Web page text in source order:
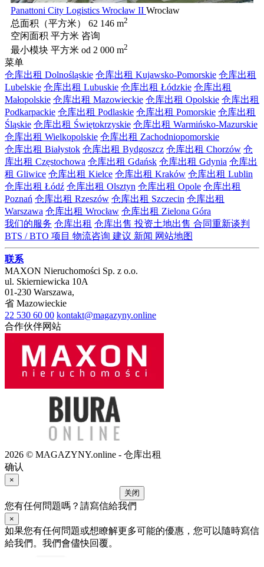
Panattoni City Logistics Wrocław II Wrocław
总面积（平方米）
62 146 m2
空闲面积 平方米 咨询
最小模块 平方米 od 2 000 m2
菜单
仓库出租 Dolnośląskie 仓库出租 Kujawsko-Pomorskie 仓库出租
Lubelskie 仓库出租 Lubuskie 仓库出租 Łódzkie 仓库出租
Małopolskie 仓库出租 Mazowieckie 仓库出租 Opolskie 仓库出租
Podkarpackie 仓库出租 Podlaskie 仓库出租 Pomorskie 仓库出租
Śląskie 仓库出租 Świętokrzyskie 仓库出租 Warmińsko-Mazurskie
仓库出租 Wielkopolskie 仓库出租 Zachodniopomorskie
仓库出租 Białystok 仓库出租 Bydgoszcz 仓库出租 Chorzów 仓
库出租 Częstochowa 仓库出租 Gdańsk 仓库出租 Gdynia 仓库出
租 Gliwice 仓库出租 Kielce 仓库出租 Kraków 仓库出租 Lublin
仓库出租 Łódź 仓库出租 Olsztyn 仓库出租 Opole 仓库出租
Poznań 仓库出租 Rzeszów 仓库出租 Szczecin 仓库出租
Warszawa 仓库出租 Wrocław 仓库出租 Zielona Góra
我们的服务 仓库出租 仓库出售 投资土地出售 合同重新谈判
BTS / BTO 项目 物流咨询 建议 新闻 网站地图
联系
MAXON Nieruchomości Sp. z o.o.
ul. Skierniewicka 10A
01-230 Warszawa,
省 Mazowieckie
22 530 60 00 kontakt@magazyny.online
合作伙伴网站
2026 © MAGAZYNY.online - 仓库出租
确认
×
关闭
您有任何問題嗎？請寫信給我們
×
如果您有任何問題或想瞭解更多可能的優惠，您可以隨時寫信
給我們。我們會儘快回覆。